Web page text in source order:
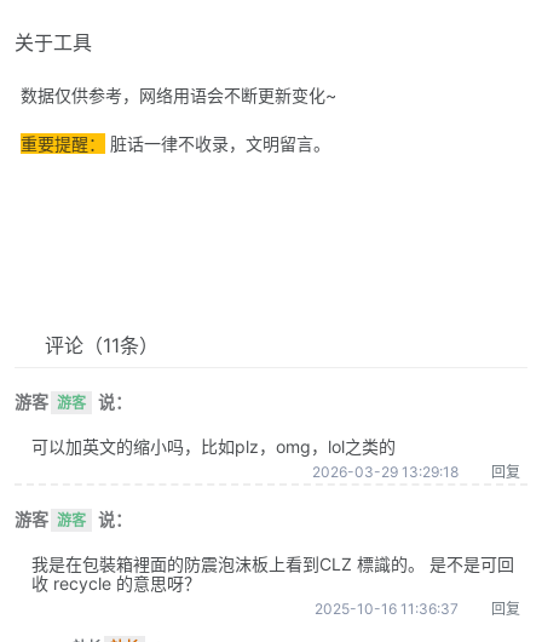
关于工具
数据仅供参考，网络用语会不断更新变化~
重要提醒： 脏话一律不收录，文明留言。
评论 （11条）
游客 游客 说：
可以加英文的缩小吗，比如plz，omg，lol之类的
2026-03-29 13:29:18 回复
游客 游客 说：
我是在包裝箱裡面的防震泡沫板上看到CLZ 標識的。 是不是可回
收 recycle 的意思呀？
2025-10-16 11:36:37 回复